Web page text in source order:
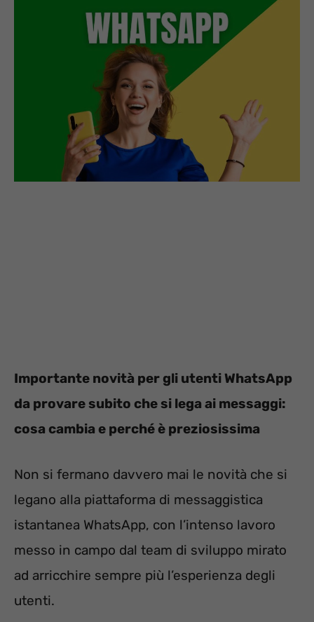
Importante novità per gli utenti WhatsApp
da provare subito che si lega ai messaggi:
cosa cambia e perché è preziosissima
Non si fermano davvero mai le novità che si
legano alla piattaforma di messaggistica
istantanea WhatsApp, con l’intenso lavoro
messo in campo dal team di sviluppo mirato
ad arricchire sempre più l’esperienza degli
utenti.